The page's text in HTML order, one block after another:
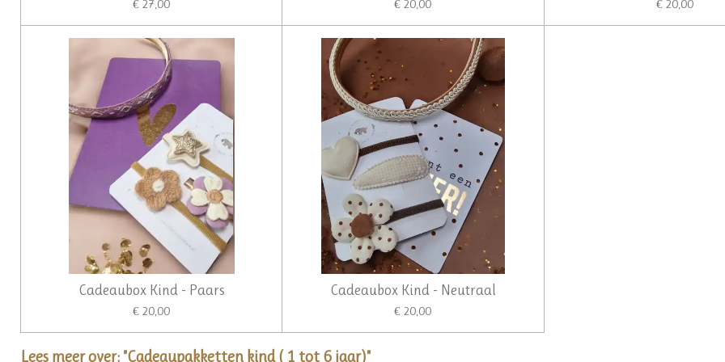
€ 27,00 € 20,00 € 20,00
Cadeaubox Kind - Paars
€ 20,00
Cadeaubox Kind - Neutraal
€ 20,00
Lees meer over: "Cadeaupakketten kind ( 1 tot 6 jaar)"